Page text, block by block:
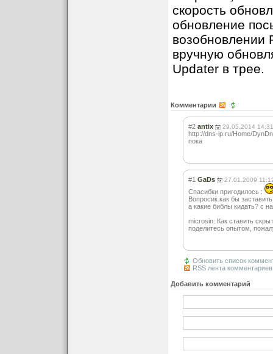
скорость
обновление
возобновлении
вручную
Updater в трее.
Комментарии
#2 antix 29.05.2014 14:31
http://dns-ip.ru/Home/
пока
#1 GaDs 27.01.2009
Спасибки пригодилось :
Вопросик как бы
а какие библы кидать? с
microsin: Как ставить
поделитесь опытом,
Обновить список
RSS лента
Добавить комментарий